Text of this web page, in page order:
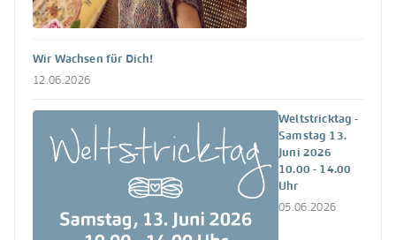
Wir Wachsen für Dich!
12.06.2026
Weltstricktag -
Samstag 13.
Juni 2026
10.00 - 14.00
Uhr
05.06.2026